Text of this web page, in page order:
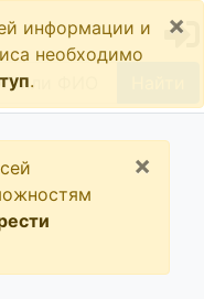
информации и
необходимо
.
×
×